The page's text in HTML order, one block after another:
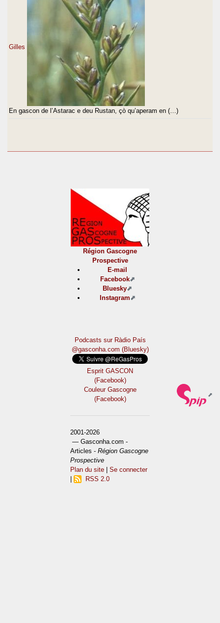
Gilles
En gascon de l’Astarac e deu Rustan, çò qu’aperam en (…)
Région Gascogne
Prospective
E-mail
Facebook
Bluesky
Instagram
Podcasts sur Ràdio País
@gasconha.com (Bluesky)
Esprit GASCON
(Facebook)
Couleur Gascogne
(Facebook)
2001-2026
— Gasconha.com -
Articles -Région Gascogne
Prospective
Plan du site |Se connecter
RSS 2.0